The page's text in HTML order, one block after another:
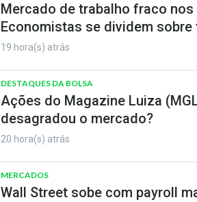
Mercado de trabalho fraco nos
Economistas se dividem
19 hora(s) atrás
DESTAQUES DA BOLSA
Ações do Magazine Luiza
desagradou o mercado?
20 hora(s) atrás
MERCADOS
Wall Street sobe com payroll